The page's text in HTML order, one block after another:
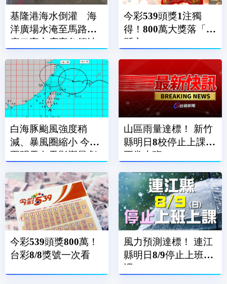
基隆港海水倒灌 海
洋廣場水淹至馬路、
廟口夜市店家急築沙
今彩539頭獎1注獨
得！800萬大獎落「這
縣市」
白海豚颱風強度稍
減、暴風圈縮小 今晚
至明天白天影響最劇
山區雨量達標！ 新竹
縣明日8校停止上課、
正常上班
今彩539頭獎800萬！
台彩8/8獎號一次看
風力預測達標！ 連江
縣明日8/9停止上班上
課